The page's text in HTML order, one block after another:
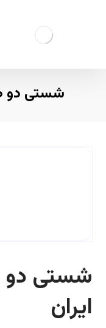
شستی دو
شستی دو
ایران